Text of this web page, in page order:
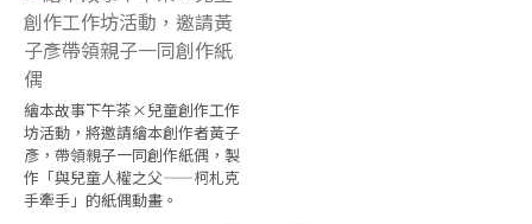
繪本故事下午茶×兒童創作工作
坊活動，將邀請繪本創作者黃子
彥，帶領親子一同創作紙偶，製
作「與兒童人權之父——柯札克
手牽手」的紙偶動畫。